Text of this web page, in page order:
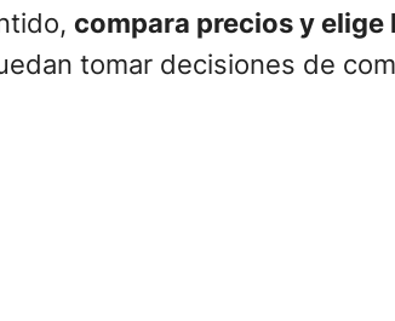
compara precios y
tomar decisiones de